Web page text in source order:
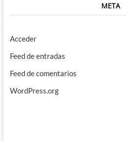
META
Acceder
Feed de entradas
Feed de comentarios
WordPress.org